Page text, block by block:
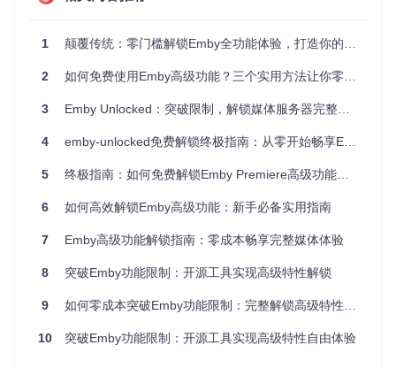
本地授权验证机制
项目通过替换replacements/connectionmanager.js文
件，将原本需要连接Emby官方服务器的授权验证过程修改为
本地验证。这一机制让您的Emby服务器在不连接官方服务器
的情况下也能通过授权检查。
安全限制解除技术
通过应用patches/PluginSecurityManager.cs.patch
要求。这使得您可以安装任何来源的插件，极大扩展了Emby
在开始部署前，请确保您的系统满足以下基本要求：
操作系统：Linux、Windows或macOS均可运行
1 颠覆传统：零门槛解锁Emby全功能体验，打造你的专属媒体中心
2 如何免费使用Emby高级功能？三个实用方法让你零成本体验完整服务
3 Emby Unlocked：突破限制，解锁媒体服务器完整潜能
4 emby-unlocked免费解锁终极指南：从零开始畅享Emby高级媒体体验
5 终极指南：如何免费解锁Emby Premiere高级功能完整教程
6 如何高效解锁Emby高级功能：新手必备实用指南
7 Emby高级功能解锁指南：零成本畅享完整媒体体验
8 突破Emby功能限制：开源工具实现高级特性解锁
9 如何零成本突破Emby功能限制：完整解锁高级特性完全指南
10 突破Emby功能限制：开源工具实现高级特性自由体验